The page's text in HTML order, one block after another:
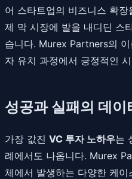
어 스타트업의 비즈니스 확
제 막 시장에 발을 내디딘 스
습니다. Murex Partners의
자 유치 과정에서 긍정적인
성공과 실패의 데이
가장 값진 VC 투자 노하우는
례에서도 나옵니다. Murex
체에서 발생하는 다양한 케